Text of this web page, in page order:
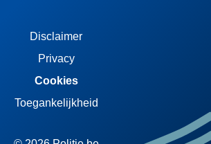
Disclaimer
Privacy
Cookies
Toegankelijkheid